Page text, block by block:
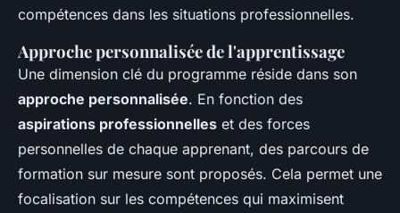
compétences dans les situations professionnelles.
Approche personnalisée de l'apprentissage
Une dimension clé du programme réside dans son
approche personnalisée. En fonction des
aspirations professionnelles et des forces
personnelles de chaque apprenant, des parcours de
formation sur mesure sont proposés. Cela permet une
focalisation sur les compétences qui maximisent